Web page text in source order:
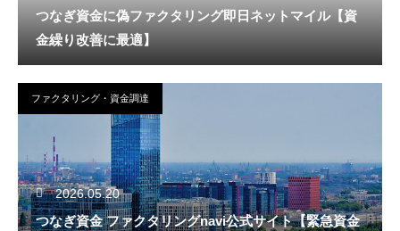
つなぎ資金に偽ファクタリング即日ネットマイル【資
金繰り改善に最適】
ファクタリング・資金調達
2026.05.20
つなぎ資金 ファクタリングnavi公式サイト【緊急資金